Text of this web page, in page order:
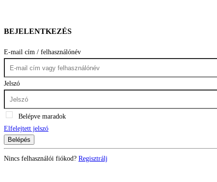
BEJELENTKEZÉS
E-mail cím / felhasználónév
Jelszó
Belépve maradok
Elfelejtett jelszó
Belépés
Nincs felhasználói fiókod? Regisztrálj